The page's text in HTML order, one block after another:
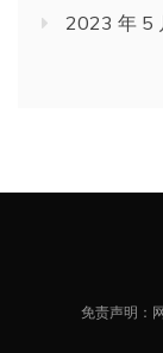
2023 年 5
免责声明：